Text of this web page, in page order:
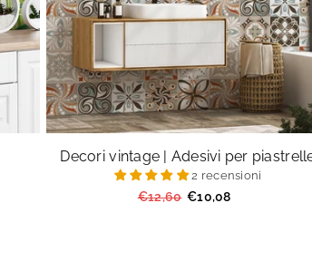
Decori vintage | Adesivi per
2 recensioni
Prezzo
€12,60 €10,08